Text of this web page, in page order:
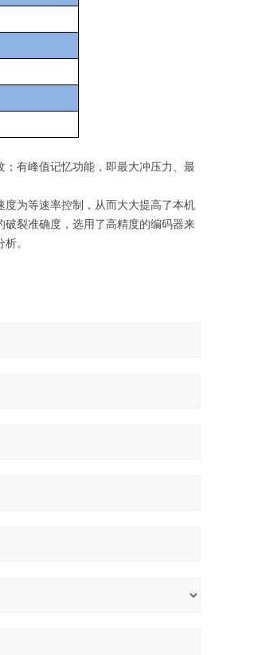
有峰值记忆功能，即最大冲压力、最
为等速率控制，从而大大提高了本机
裂准确度，选用了高精度的编码器来
。